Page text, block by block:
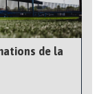
de la